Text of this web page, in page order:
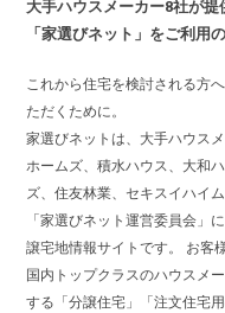
大手ハウスメーカー8社が提
「家選びネット」をご利用
これから住宅を検討される方
ただくために。
家選びネットは、大手ハウス
ホームズ、積水ハウス、大和
ズ、住友林業、セキスイハイ
「家選びネット運営委員会」
譲宅地情報サイトです。 お客
国内トップクラスのハウスメ
する「分譲住宅」「注文住宅